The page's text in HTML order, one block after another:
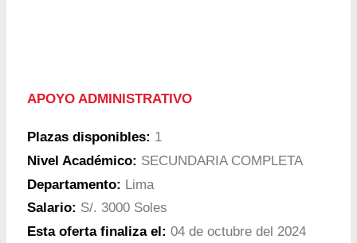
APOYO ADMINISTRATIVO
Plazas disponibles: 1
Nivel Académico: SECUNDARIA COMPLETA
Departamento: Lima
Salario: S/. 3000 Soles
Esta oferta finaliza el: 04 de octubre del 2024